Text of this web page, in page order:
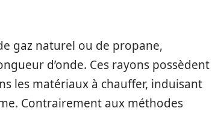
gaz naturel ou de propane,
d’onde. Ces rayons possèdent
les matériaux à chauffer, induisant
Contrairement aux méthodes